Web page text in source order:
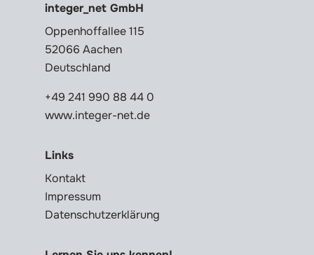
integer_net GmbH
Oppenhoffallee 115
52066 Aachen
Deutschland
+49 241 990 88 44 0
www.integer-net.de
Links
Kontakt
Impressum
Datenschutzerklärung